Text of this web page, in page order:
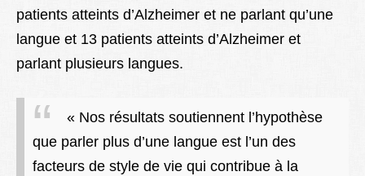
patients atteints d’Alzheimer et ne parlant qu’une
langue et 13 patients atteints d’Alzheimer et
parlant plusieurs langues.
« Nos résultats soutiennent l’hypothèse
que parler plus d’une langue est l’un des
facteurs de style de vie qui contribue à la